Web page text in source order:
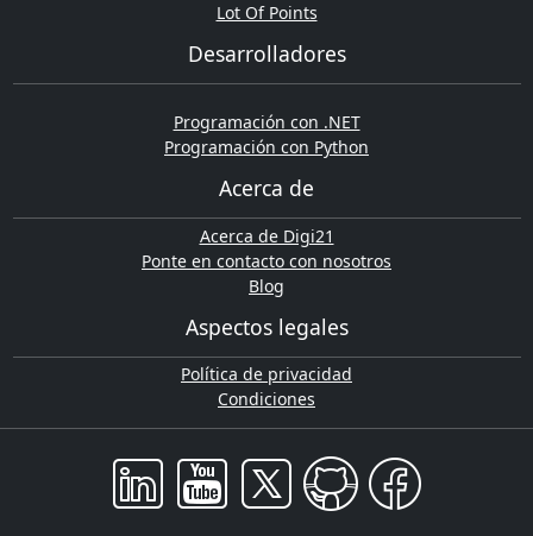
Lot Of Points
Desarrolladores
Programación con .NET
Programación con Python
Acerca de
Acerca de Digi21
Ponte en contacto con nosotros
Blog
Aspectos legales
Política de privacidad
Condiciones